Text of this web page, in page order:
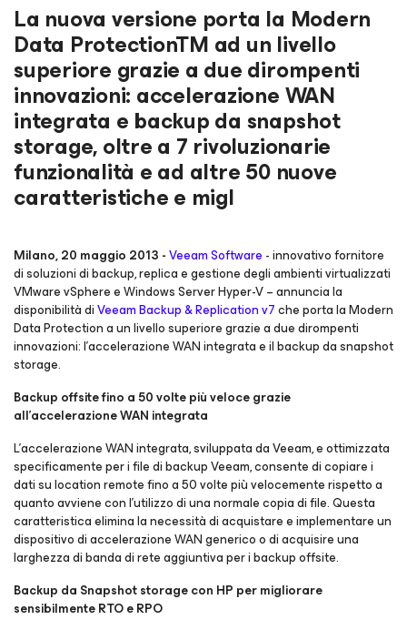
La nuova versione porta la Modern
Data ProtectionTM ad un livello
superiore grazie a due dirompenti
innovazioni: accelerazione WAN
integrata e backup da snapshot
storage, oltre a 7 rivoluzionarie
funzionalità e ad altre 50 nuove
caratteristiche e migl
Milano, 20 maggio 2013 -Veeam Software - innovativo fornitore
di soluzioni di backup, replica e gestione degli ambienti virtualizzati
VMware vSphere e Windows Server Hyper-V – annuncia la
disponibilità diVeeam Backup & Replication v7che porta la Modern
Data Protection a un livello superiore grazie a due dirompenti
innovazioni: l’accelerazione WAN integrata e il backup da snapshot
storage.
Backup offsite fino a 50 volte più veloce grazie
all’accelerazione WAN integrata
L’accelerazione WAN integrata, sviluppata da Veeam, e ottimizzata
specificamente per i file di backup Veeam, consente di copiare i
dati su location remote fino a 50 volte più velocemente rispetto a
quanto avviene con l’utilizzo di una normale copia di file. Questa
caratteristica elimina la necessità di acquistare e implementare un
dispositivo di accelerazione WAN generico o di acquisire una
larghezza di banda di rete aggiuntiva per i backup offsite.
Backup da Snapshot storage con HP per migliorare
sensibilmente RTO e RPO